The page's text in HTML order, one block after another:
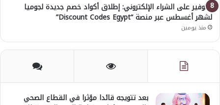
للتوفير على الشراء الإلكتروني: إطلاق أكواد خصم جديدة لجوميا
لشهر أغسطس عبر منصة “Discount Codes Egypt”
منذ يومين
بعد تتويجه قائدا مؤثرا في القطاع الصحي